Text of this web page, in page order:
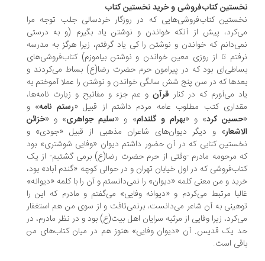
کتاب‌فروشی و خرید نخستین کتاب
کتاب‌فروشی‌هایی که در روزگار خردسالی جلب توجه مرا
پیش از آنکه خواندن و نوشتن یاد بگیرم (و به درستی
که خواندن و نوشتن را کی یاد گرفتم، زیرا هرگز به مدرسه
تا از روزی معین خواندن و نوشتن بیاموزم) کتاب‌فروشی‌های
بود که در پیرامون حرم حضرت رضا(ع) بساط می‌کردند و
که در سن پنج شش سالگی خواندن و نوشتن را عملا آموختم به
می‌آورم که در کنارقرآنو عم جزء و مفاتیح و زیارت نامه‌ها،
کتب مطلوب عامه مردم داشتم از قبیل «رستم نامه» و
حسین کرد» و «بهرام و گلندام » و «سلیم جواهری» و «خزائن
» و دیگر دیوان‌های شاعران مذهبی از قبیل «جودی» و
کتابی که در آن حضور داشتم دیوان «وفایی شوشتری» بود
مرحومه مادرم -وقتی از حرم حضرت رضا(ع) برمی گشتیم- از یک
که در اول خیابان تهران و در حوالی کوچه «گندم آباد» بود،
و من معنی کلمه «دیوان» را نمی‌دانستم و آن را با کلمه «دیوانه»
مرتبط می‌کردم و «دیوانه وفایی» می‌گفتم و مادرم که این را
به آن شاعر می‌دانست، برنمی‌تافت و از سوی من هم استغفار
زیرا وفایی از مرثیه سرایان اهل بیت(ع) بود و در نظر مادرم، در
یک قدیس. آن «دیوان وفایی» هنوز هم در میان کتاب‌های من
است.